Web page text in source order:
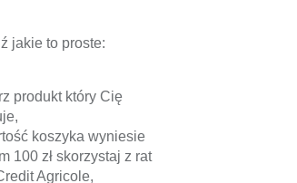
jakie to proste:
produkt który Cię
koszyka wyniesie
100 zł skorzystaj z rat
Agricole,